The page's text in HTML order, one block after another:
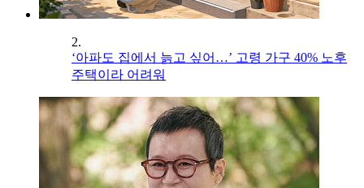
2.
‘아파도 집에서 늙고 싶어…’ 고령 가구 40% 노후
주택이라 어려워